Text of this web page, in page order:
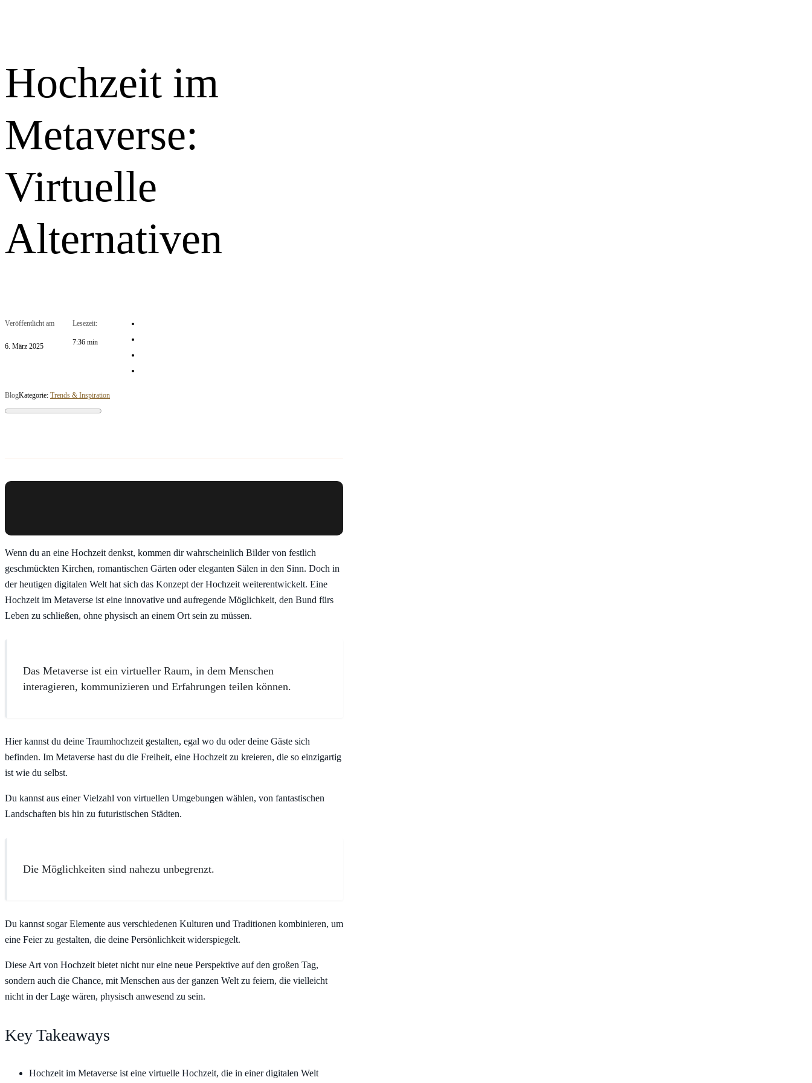
Hochzeit im
Metaverse:
Virtuelle
Alternativen
Veröffentlicht am
6. März 2025
Lesezeit:
7:36 min
BlogKategorie: Trends & Inspiration
Wenn du an eine Hochzeit denkst, kommen dir wahrscheinlich Bilder von festlich
geschmückten Kirchen, romantischen Gärten oder eleganten Sälen in den Sinn. Doch in
der heutigen digitalen Welt hat sich das Konzept der Hochzeit weiterentwickelt. Eine
Hochzeit im Metaverse ist eine innovative und aufregende Möglichkeit, den Bund fürs
Leben zu schließen, ohne physisch an einem Ort sein zu müssen.
Das Metaverse ist ein virtueller Raum, in dem Menschen
interagieren, kommunizieren und Erfahrungen teilen können.
Hier kannst du deine Traumhochzeit gestalten, egal wo du oder deine Gäste sich
befinden. Im Metaverse hast du die Freiheit, eine Hochzeit zu kreieren, die so einzigartig
ist wie du selbst.
Du kannst aus einer Vielzahl von virtuellen Umgebungen wählen, von fantastischen
Landschaften bis hin zu futuristischen Städten.
Die Möglichkeiten sind nahezu unbegrenzt.
Du kannst sogar Elemente aus verschiedenen Kulturen und Traditionen kombinieren, um
eine Feier zu gestalten, die deine Persönlichkeit widerspiegelt.
Diese Art von Hochzeit bietet nicht nur eine neue Perspektive auf den großen Tag,
sondern auch die Chance, mit Menschen aus der ganzen Welt zu feiern, die vielleicht
nicht in der Lage wären, physisch anwesend zu sein.
Key Takeaways
Hochzeit im Metaverse ist eine virtuelle Hochzeit, die in einer digitalen Welt